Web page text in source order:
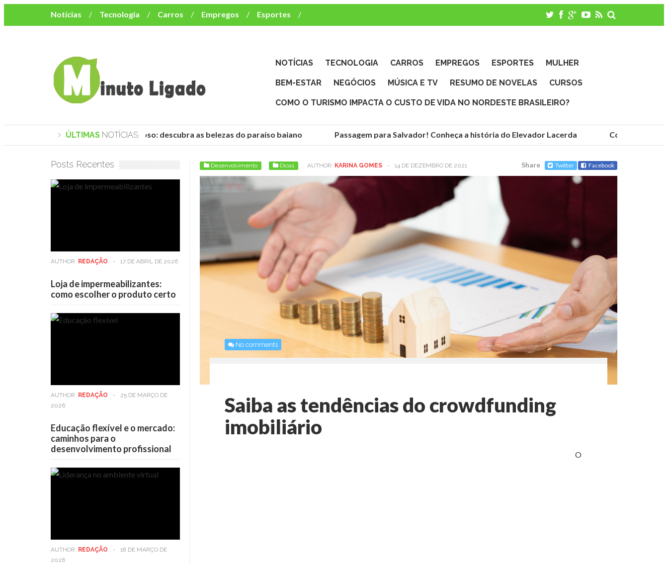
Notícias Tecnologia Carros Empregos
Esportes
Mulher
Bem-Estar Negócios
Música e TV
NOTÍCIAS TECNOLOGIA CARROS EMPREGOS ESPORTES MULHER
BEM-ESTAR NEGÓCIOS MÚSICA E TV RESUMO DE NOVELAS CURSOS
COMO O TURISMO IMPACTA O CUSTO DE VIDA NO NORDESTE BRASILEIRO?
ÚLTIMAS NOTÍCIAS
Praias de Trancoso: descubra as belezas do paraíso baiano Passagem para Salvador! Conheça a história do Elevador Lacerda Conheça as
Desenvolvimento Dicas AUTHOR: KARINA GOMES - 14 DE DEZEMBRO DE 2021 Share Twitter Facebook
No comments
Saiba as tendências do crowdfunding
imobiliário
O
Posts Recentes
AUTHOR: REDAÇÃO - 17 DE ABRIL DE 2026
Loja de impermeabilizantes:
como escolher o produto certo
AUTHOR: REDAÇÃO -
25 DE MARÇO DE
2026
Educação flexível e o mercado:
caminhos para o
desenvolvimento profissional
AUTHOR: REDAÇÃO -
18 DE MARÇO DE
2026